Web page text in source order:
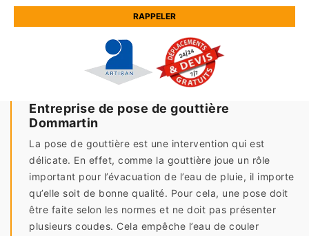
Entreprise de pose de gouttière
Dommartin
La pose de gouttière est une intervention qui est
délicate. En effet, comme la gouttière joue un rôle
important pour l’évacuation de l’eau de pluie, il importe
qu’elle soit de bonne qualité. Pour cela, une pose doit
être faite selon les normes et ne doit pas présenter
plusieurs coudes. Cela empêche l’eau de couler